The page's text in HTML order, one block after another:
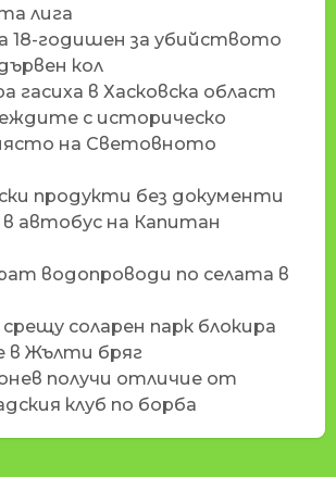
лига
18-годишен за убийството
кол
гасиха в Хасковска област
с историческо
на Световното
продукти без документи
в автобус на Капитан
водопроводи по селата в
соларен парк блокира
в Жълти бряг
получи отличие от
клуб по борба